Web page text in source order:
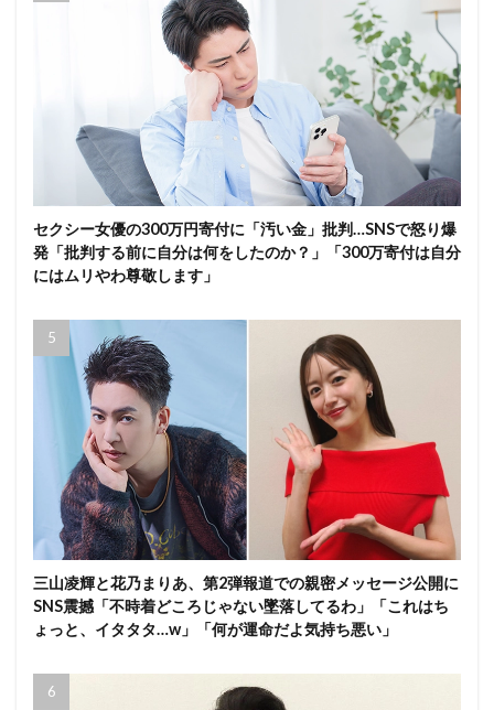
セクシー女優の300万円寄付に「汚い金」批判…SNSで怒り爆
発「批判する前に自分は何をしたのか？」「300万寄付は自分
にはムリやわ尊敬します」
三山凌輝と花乃まりあ、第2弾報道での親密メッセージ公開に
SNS震撼「不時着どころじゃない墜落してるわ」「これはち
ょっと、イタタタ…w」「何が運命だよ気持ち悪い」